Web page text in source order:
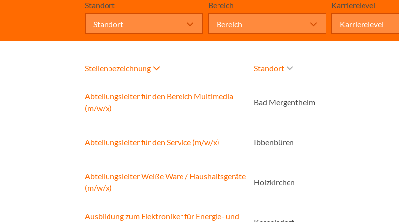
Standort
Standort
Bereich
Bereich
Karrierelevel
Karrierelevel
Stellenbezeichnung Standort
Abteilungsleiter für den Bereich Multimedia
(m/w/x)
Bad Mergentheim
Abteilungsleiter für den Service (m/w/x) Ibbenbüren
Abteilungsleiter Weiße Ware / Haushaltsgeräte
(m/w/x)
Holzkirchen
Ausbildung zum Elektroniker für Energie- und